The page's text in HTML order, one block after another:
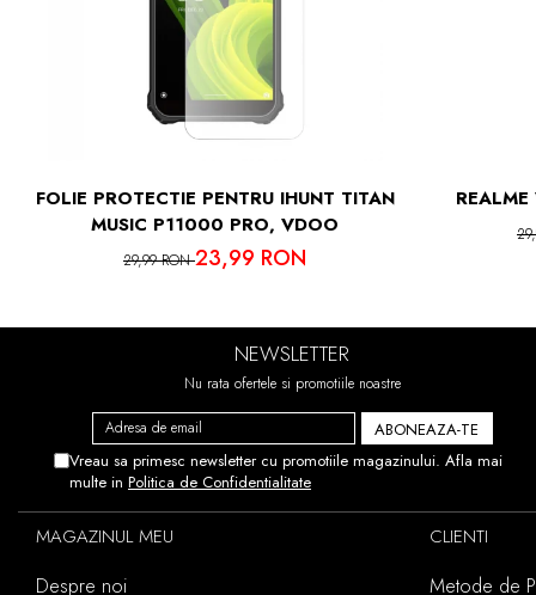
IN CAZUL
FOLIE PROTECTIE PENTRU IHUNT TITAN
MUSIC P11000 PRO, VDOO
29,99 RON23,99 RON
NEWSLETTER
Nu rata ofertele si promotiile noastre
Vreau sa primesc newsletter cu promotiile magazinului. Afla mai
multe in Politica de Confidentialitate
MAGAZINUL MEU
Despre noi
CLIENTI
Metode de